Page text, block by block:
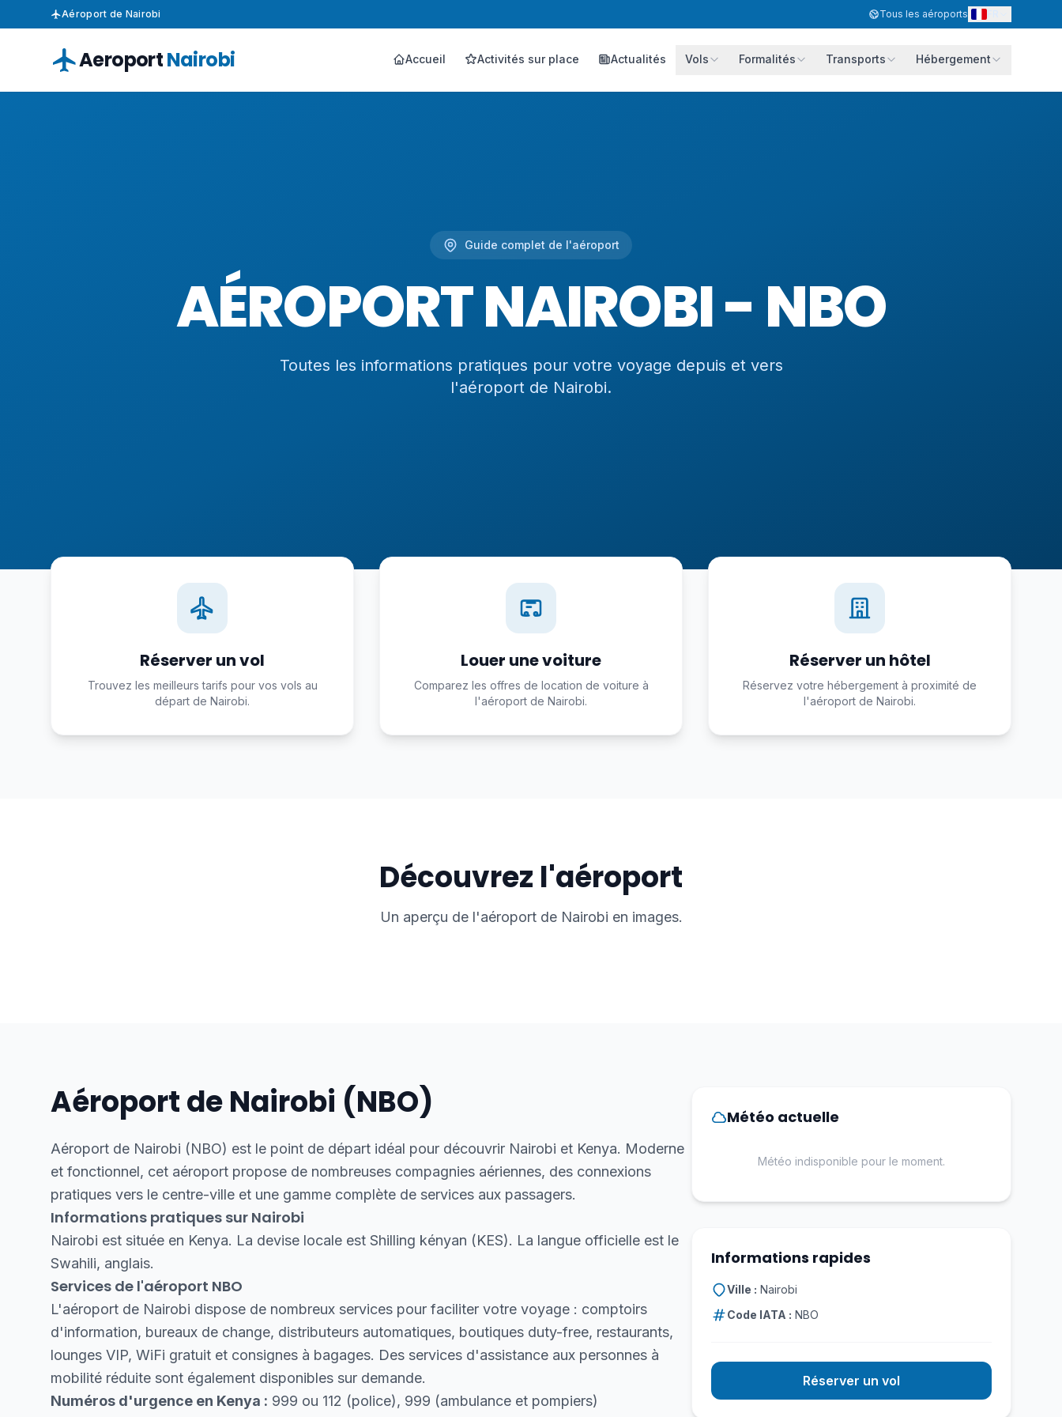
Aéroport de Nairobi Tous les aéroports
AeroportNairobi Accueil Activités sur place Actualités Vols Formalités Transports Hébergement
Guide complet de l'aéroport
AÉROPORT NAIROBI - NBO
Toutes les informations pratiques pour votre voyage depuis et vers
l'aéroport de Nairobi.
Réserver un vol
Trouvez les meilleurs tarifs pour vos vols au
départ de Nairobi.
Louer une voiture
Comparez les offres de location de voiture à
l'aéroport de Nairobi.
Réserver un hôtel
Réservez votre hébergement à proximité de
l'aéroport de Nairobi.
Découvrez l'aéroport
Un aperçu de l'aéroport de Nairobi en images.
Aéroport de Nairobi (NBO)
Aéroport de Nairobi (NBO) est le point de départ idéal pour découvrir Nairobi et Kenya. Moderne
et fonctionnel, cet aéroport propose de nombreuses compagnies aériennes, des connexions
pratiques vers le centre-ville et une gamme complète de services aux passagers.
Informations pratiques sur Nairobi
Nairobi est située en Kenya. La devise locale est Shilling kényan (KES). La langue officielle est le
Swahili, anglais.
Services de l'aéroport NBO
L'aéroport de Nairobi dispose de nombreux services pour faciliter votre voyage : comptoirs
d'information, bureaux de change, distributeurs automatiques, boutiques duty-free, restaurants,
lounges VIP, WiFi gratuit et consignes à bagages. Des services d'assistance aux personnes à
mobilité réduite sont également disponibles sur demande.
Numéros d'urgence en Kenya : 999 ou 112 (police), 999 (ambulance et pompiers)
Météo actuelle
Météo indisponible pour le moment.
Informations rapides
Ville : Nairobi
Code IATA : NBO
Réserver un vol